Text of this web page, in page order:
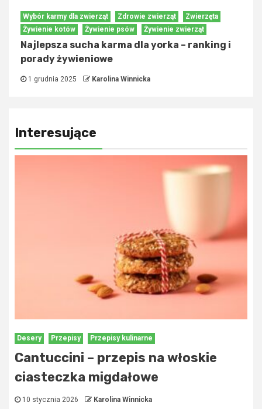
Wybór karmy dla zwierząt Zdrowie zwierząt
Zwierzęta
Żywienie kotów
Żywienie psów Żywienie zwierząt
Najlepsza sucha karma dla yorka – ranking i
porady żywieniowe
1 grudnia 2025 Karolina Winnicka
Interesujące
Desery Przepisy Przepisy kulinarne
Cantuccini – przepis na włoskie
ciasteczka migdałowe
10 stycznia 2026 Karolina Winnicka